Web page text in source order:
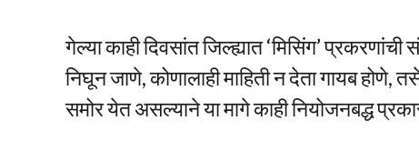
गेल्या काही दिवसांत जिल्ह्यात ‘मिसिंग’
निघून जाणे, कोणालाही माहिती न देता गायब
समोर येत असल्याने या मागे काही नियोजनबद्ध